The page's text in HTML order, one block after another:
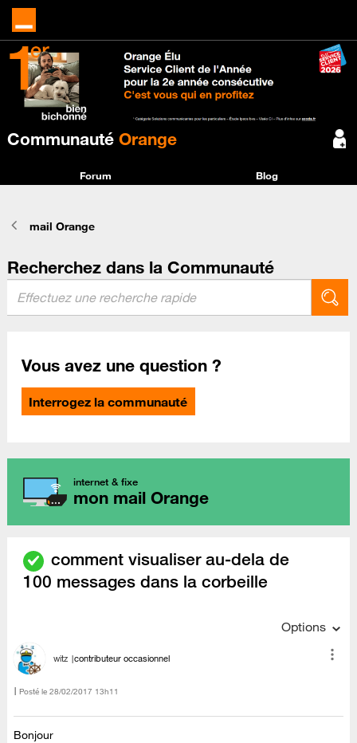
Communauté Orange
Forum Blog
mail Orange
Recherchez dans la Communauté
Vous avez une question ?
Interrogez la communauté
internet & fixe
mon mail Orange
comment visualiser au-dela de
100 messages dans la corbeille
Options
witz contributeur occasionnel
Posté le ‎28/02/2017 13h11
Bonjour